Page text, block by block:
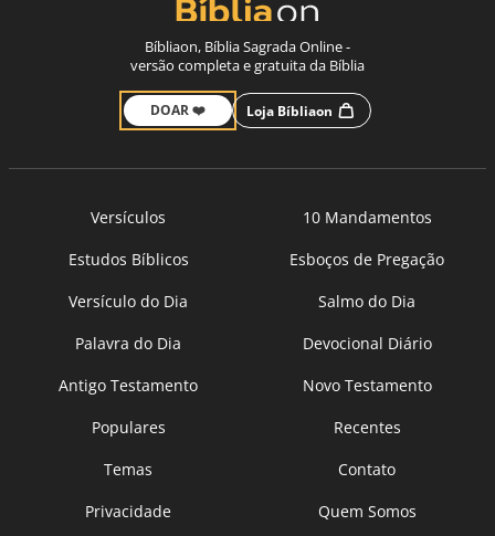
Bíbliaon, Bíblia Sagrada Online -
versão completa e gratuita da Bíblia
DOAR ❤️ Loja Bíbliaon
Versículos
10 Mandamentos
Estudos Bíblicos
Esboços de Pregação
Versículo do Dia
Salmo do Dia
Palavra do Dia
Devocional Diário
Antigo Testamento
Novo Testamento
Populares
Recentes
Temas
Contato
Privacidade
Quem Somos